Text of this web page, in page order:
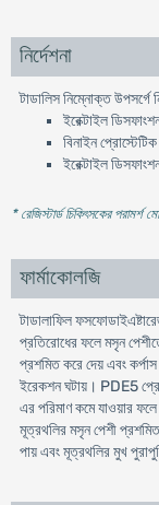
নির্দেশনা
টাডালিস নিম্নোক্ত উপসর্গে
ইরেক্টাইল
বিনাইন
ইরেক্টাইল
* রেজিস্টার্ড চিকিৎসকের
ফার্মাকোলজি
টাডালাফিল
প্রতিরোধের ফলে মসৃন
প্রশমিত করে দেয় এবং কর্পাস
ইরেকশন ঘটায়। PDE5
এর পরিমাণ কমে যাওয়ার
মূত্রথলির মসৃন পেশী
পায় এবং মূত্রথলির মুখ